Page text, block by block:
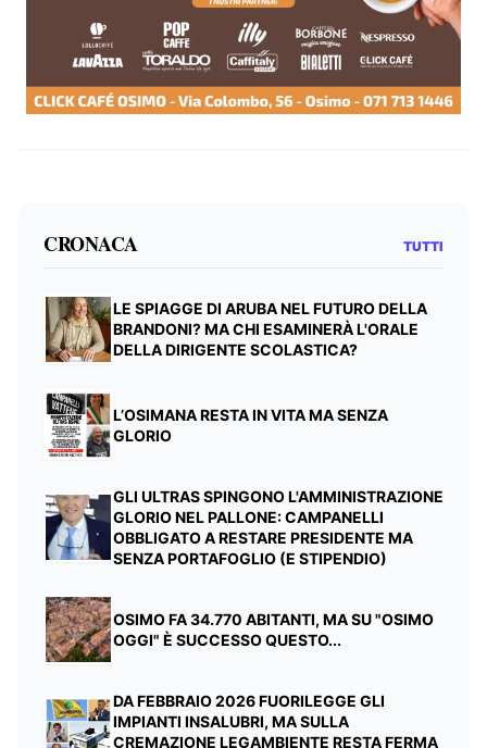
CRONACA TUTTI
LE SPIAGGE DI ARUBA NEL FUTURO DELLA
BRANDONI? MA CHI ESAMINERÀ L'ORALE
DELLA DIRIGENTE SCOLASTICA?
L’OSIMANA RESTA IN VITA MA SENZA
GLORIO
GLI ULTRAS SPINGONO L'AMMINISTRAZIONE
GLORIO NEL PALLONE: CAMPANELLI
OBBLIGATO A RESTARE PRESIDENTE MA
SENZA PORTAFOGLIO (E STIPENDIO)
OSIMO FA 34.770 ABITANTI, MA SU "OSIMO
OGGI" È SUCCESSO QUESTO...
DA FEBBRAIO 2026 FUORILEGGE GLI
IMPIANTI INSALUBRI, MA SULLA
CREMAZIONE LEGAMBIENTE RESTA FERMA